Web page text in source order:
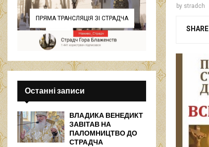
by stradch
SHARE
ПРЯМА ТРАНСЛЯЦІЯ ЗІ СТРАДЧА
Останні записи
ВЛАДИКА ВЕНЕДИКТ
ЗАВІТАВ НА
ПАЛОМНИЦТВО ДО
СТРАДЧА